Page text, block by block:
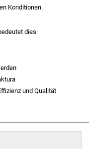
Konditionen.
dies:
und Qualität